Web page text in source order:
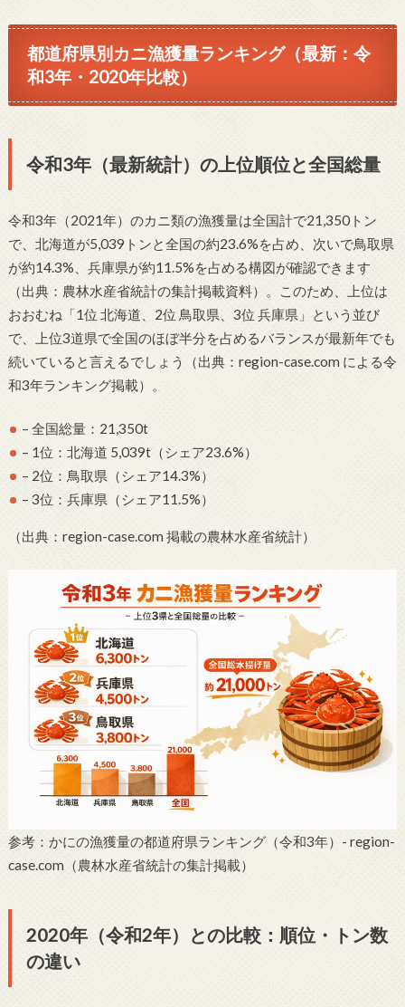
都道府県別カニ漁獲量ランキング（最新：令
和3年・2020年比較）
令和3年（最新統計）の上位順位と全国総量
令和3年（2021年）のカニ類の漁獲量は全国計で21,350トン
で、北海道が5,039トンと全国の約23.6%を占め、次いで鳥取県
が約14.3%、兵庫県が約11.5%を占める構図が確認できます
（出典：農林水産省統計の集計掲載資料）。このため、上位は
おおむね「1位 北海道、2位 鳥取県、3位 兵庫県」という並び
で、上位3道県で全国のほぼ半分を占めるバランスが最新年でも
続いていると言えるでしょう（出典：region-case.com による令
和3年ランキング掲載）。
– 全国総量：21,350t
– 1位：北海道 5,039t（シェア23.6%）
– 2位：鳥取県（シェア14.3%）
– 3位：兵庫県（シェア11.5%）
（出典：region-case.com 掲載の農林水産省統計）
参考：かにの漁獲量の都道府県ランキング（令和3年）- region-
case.com（農林水産省統計の集計掲載）
2020年（令和2年）との比較：順位・トン数
の違い